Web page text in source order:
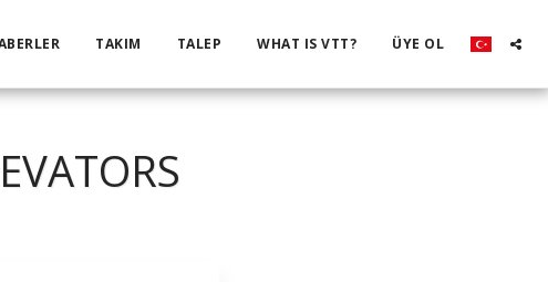
TAKIM TALEP WHAT IS VTT? ÜYE OL